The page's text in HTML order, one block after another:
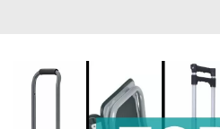
Soluzioni